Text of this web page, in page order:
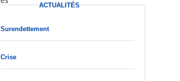
ACTUALITÉS
Surendettement
Crise